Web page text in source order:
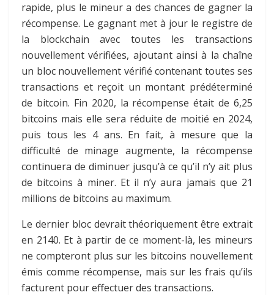
rapide, plus le mineur a des chances de gagner la
récompense. Le gagnant met à jour le registre de
la blockchain avec toutes les transactions
nouvellement vérifiées, ajoutant ainsi à la chaîne
un bloc nouvellement vérifié contenant toutes ses
transactions et reçoit un montant prédéterminé
de bitcoin. Fin 2020, la récompense était de 6,25
bitcoins mais elle sera réduite de moitié en 2024,
puis tous les 4 ans. En fait, à mesure que la
difficulté de minage augmente, la récompense
continuera de diminuer jusqu’à ce qu’il n’y ait plus
de bitcoins à miner. Et il n’y aura jamais que 21
millions de bitcoins au maximum.
Le dernier bloc devrait théoriquement être extrait
en 2140. Et à partir de ce moment-là, les mineurs
ne compteront plus sur les bitcoins nouvellement
émis comme récompense, mais sur les frais qu’ils
facturent pour effectuer des transactions.